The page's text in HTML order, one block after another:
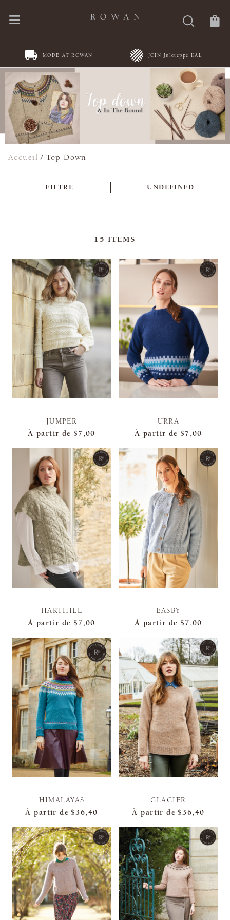
MODE AT ROWAN JOIN Juleteppe KAL
Accueil /Top Down
FILTRE UNDEFINED
15 ITEMS
JUMPER
À partir de $7,00
URRA
À partir de $7,00
HARTHILL
À partir de $7,00
EASBY
À partir de $7,00
HIMALAYAS
À partir de $36,40
GLACIER
À partir de $36,40